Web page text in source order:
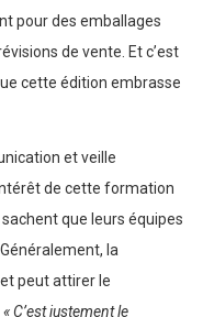
pour des emballages
de vente. Et c’est
cette édition embrasse
et veille
de cette formation
que leurs équipes
la
peut attirer le
« C’est justement le